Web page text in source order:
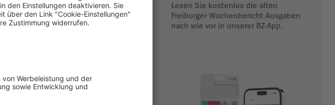
bis hin zu Rentnern. Viele hatten selbst
ist es im Bewusstsein vieler, dass
und verteidigt werden müssen“,
für Demokratie und gegen
der Badischen Zeitung von
den ganzen Nachrichten, die man die
Lesen Sie kostenlos die alten
Freiburger Wochenbericht Ausgaben
nach wie vor in unserer BZ-App.